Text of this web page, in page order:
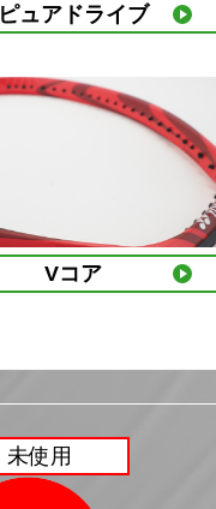
ピュアドライブ
Vコア
未使用